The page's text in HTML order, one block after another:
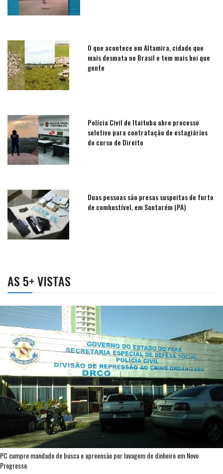
O que acontece em Altamira, cidade que
mais desmata no Brasil e tem mais boi que
gente
Polícia Civil de Itaituba abre processo
seletivo para contratação de estagiários
do curso de Direito
Duas pessoas são presas suspeitas de furto
de combustível, em Santarém (PA)
AS 5+ VISTAS
PC cumpre mandado de busca e apreensão por lavagem de dinheiro em Novo
Progresso